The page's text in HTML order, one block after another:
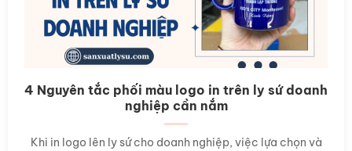
4 Nguyên tắc phối màu logo in trên ly sứ doanh
nghiệp cần nắm
Khi in logo lên ly sứ cho doanh nghiệp, việc lựa chọn và